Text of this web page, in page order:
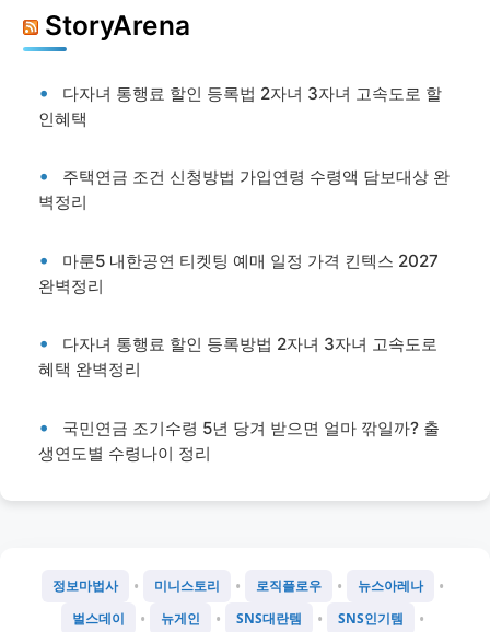
StoryArena
다자녀 통행료 할인 등록법 2자녀 3자녀 고속도로 할
인혜택
주택연금 조건 신청방법 가입연령 수령액 담보대상 완
벽정리
마룬5 내한공연 티켓팅 예매 일정 가격 킨텍스 2027
완벽정리
다자녀 통행료 할인 등록방법 2자녀 3자녀 고속도로
혜택 완벽정리
국민연금 조기수령 5년 당겨 받으면 얼마 깎일까? 출
생연도별 수령나이 정리
정보마법사 • 미니스토리 • 로직플로우 • 뉴스아레나 •
벌스데이 • 뉴게인 • SNS대란템 • SNS인기템 •